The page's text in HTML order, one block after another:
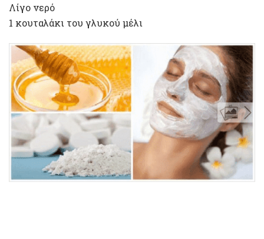
Λίγο νερό
1 κουταλάκι του γλυκού μέλι